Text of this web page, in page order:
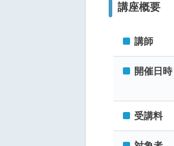
講座概要
講師
開催日時
受講料